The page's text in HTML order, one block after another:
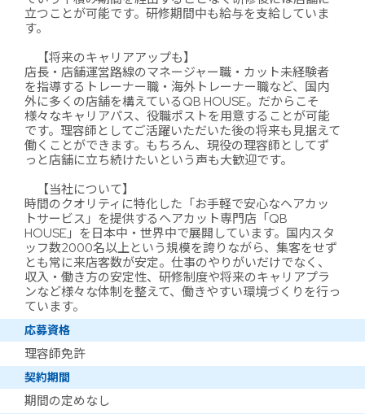
立つことが可能です。研修期間中も給与を支給していま
す。
【将来のキャリアアップも】
店長・店舗運営路線のマネージャー職・カット未経験者
を指導するトレーナー職・海外トレーナー職など、国内
外に多くの店舗を構えているQB HOUSE。だからこそ
様々なキャリアパス、役職ポストを用意することが可能
です。理容師としてご活躍いただいた後の将来も見据えて
働くことができます。もちろん、現役の理容師としてず
っと店舗に立ち続けたいという声も大歓迎です。
【当社について】
時間のクオリティに特化した「お手軽で安心なヘアカッ
トサービス」を提供するヘアカット専門店「QB
HOUSE」を日本中・世界中で展開しています。国内スタ
ッフ数2000名以上という規模を誇りながら、集客をせず
とも常に来店客数が安定。仕事のやりがいだけでなく、
収入・働き方の安定性、研修制度や将来のキャリアプラ
ンなど様々な体制を整えて、働きやすい環境づくりを行っ
ています。
応募資格
理容師免許
契約期間
期間の定めなし